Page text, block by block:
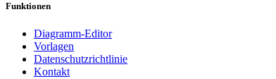
Funktionen
Diagramm-Editor
Vorlagen
Datenschutzrichtlinie
Kontakt